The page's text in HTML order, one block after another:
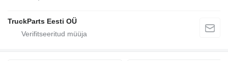
TruckParts Eesti OÜ